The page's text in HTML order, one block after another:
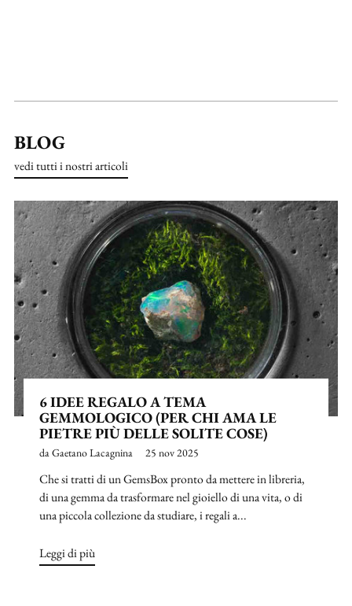
BLOG
vedi tutti i nostri articoli
6 IDEE REGALO A TEMA
GEMMOLOGICO (PER CHI AMA LE
PIETRE PIÙ DELLE SOLITE COSE)
da Gaetano Lacagnina 25 nov 2025
Che si tratti di un GemsBox pronto da mettere in libreria,
di una gemma da trasformare nel gioiello di una vita, o di
una piccola collezione da studiare, i regali a...
Leggi di più